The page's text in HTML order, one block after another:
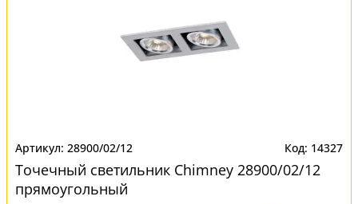
28900/02/12 14327
Точечный светильник Chimney 28900/02/12
прямоугольный